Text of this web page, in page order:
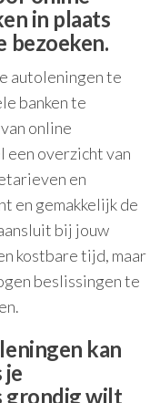
in plaats
bezoeken.
autoleningen te
banken te
online
overzicht van
en
en gemakkelijk de
bij jouw
kostbare tijd, maar
beslissingen te
kan
je
grondig wilt